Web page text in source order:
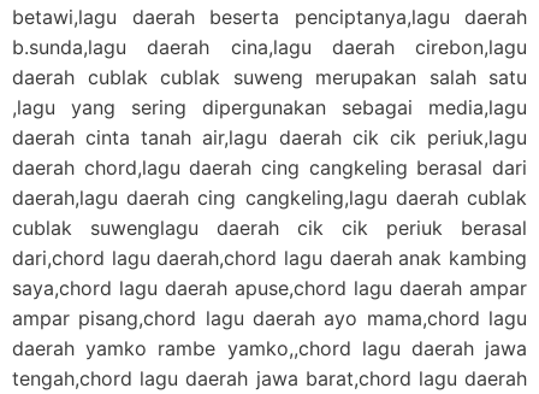
betawi,lagu daerah beserta penciptanya,lagu daerah
b.sunda,lagu daerah cina,lagu daerah cirebon,lagu
daerah cublak cublak suweng merupakan salah satu
,lagu yang sering dipergunakan sebagai media,lagu
daerah cinta tanah air,lagu daerah cik cik periuk,lagu
daerah chord,lagu daerah cing cangkeling berasal dari
daerah,lagu daerah cing cangkeling,lagu daerah cublak
cublak suwenglagu daerah cik cik periuk berasal
dari,chord lagu daerah,chord lagu daerah anak kambing
saya,chord lagu daerah apuse,chord lagu daerah ampar
ampar pisang,chord lagu daerah ayo mama,chord lagu
daerah yamko rambe yamko,,chord lagu daerah jawa
tengah,chord lagu daerah jawa barat,chord lagu daerah